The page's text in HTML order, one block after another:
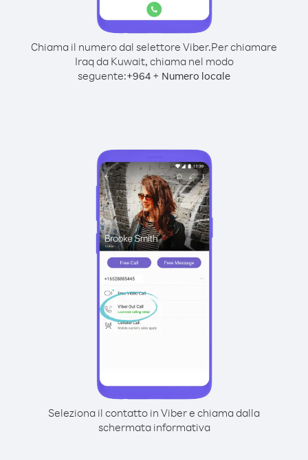
Chiama il numero dal selettore Viber.Per chiamare
Iraq da Kuwait, chiama nel modo
seguente:+964 + Numero locale
Seleziona il contatto in Viber e chiama dalla
schermata informativa